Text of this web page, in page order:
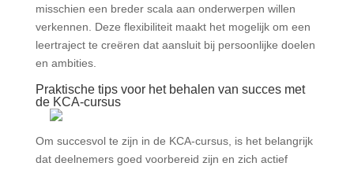
misschien een breder scala aan onderwerpen willen
verkennen. Deze flexibiliteit maakt het mogelijk om een
leertraject te creëren dat aansluit bij persoonlijke doelen
en ambities.
Praktische tips voor het behalen van succes met
de KCA-cursus
Om succesvol te zijn in de KCA-cursus, is het belangrijk
dat deelnemers goed voorbereid zijn en zich actief